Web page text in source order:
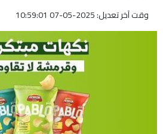
وقت آخر تعديل: 2025-05-07 10:59:01